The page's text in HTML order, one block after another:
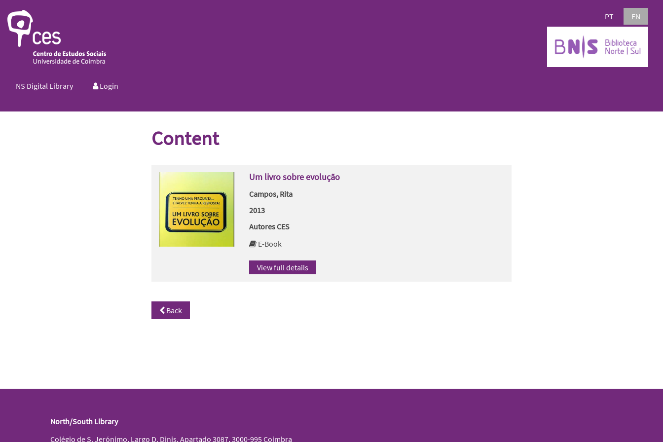
PT EN
NS Digital Library Login
Content
Um livro sobre evolução
Campos, Rita
2013
Autores CES
E-Book
View full details
Back
North/South Library
Colégio de S. Jerónimo, Largo D. Dinis, Apartado 3087, 3000-995 Coimbra